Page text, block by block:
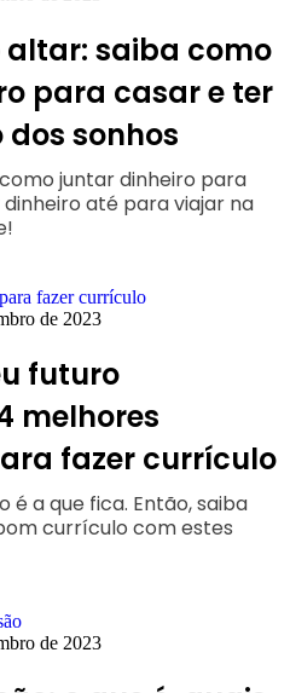
altar: saiba como
para casar e ter
sonhos
juntar dinheiro para
até para viajar na
de 2023
futuro
melhores
fazer currículo
é a que fica. Então, saiba
currículo com estes
de 2023